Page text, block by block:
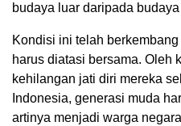
budaya luar daripada
Kondisi ini telah
harus diatasi bersama. Oleh
kehilangan jati diri mereka
Indonesia, generasi muda
artinya menjadi warga